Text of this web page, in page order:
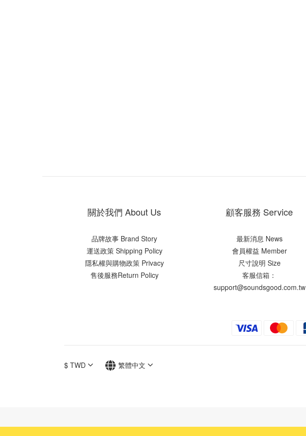
關於我們 About Us
品牌故事 Brand Story
運送政策 Shipping Policy
隱私權與購物政策 Privacy
售後服務Return Policy
顧客服務 Service
最新消息 News
會員權益 Member
尺寸說明 Size
客服信箱：
support@soundsgood.com.tw
$ TWD 繁體中文